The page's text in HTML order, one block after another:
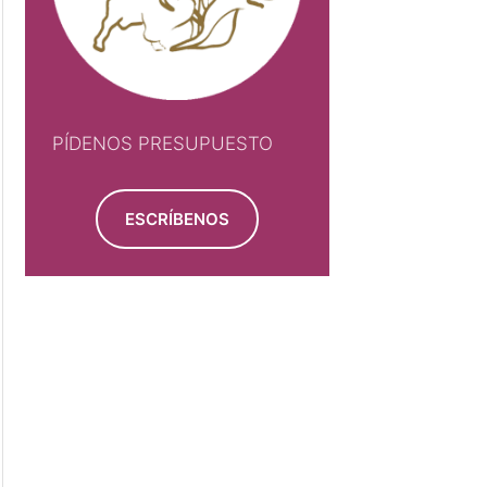
PÍDENOS PRESUPUESTO
ESCRÍBENOS